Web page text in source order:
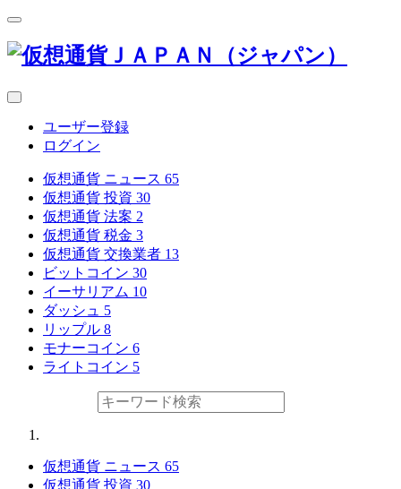
ユーザー登録
ログイン
仮想通貨 ニュース 65
仮想通貨 投資 30
仮想通貨 法案 2
仮想通貨 税金 3
仮想通貨 交換業者 13
ビットコイン 30
イーサリアム 10
ダッシュ 5
リップル 8
モナーコイン 6
ライトコイン 5
仮想通貨 ニュース 65
仮想通貨 投資 30